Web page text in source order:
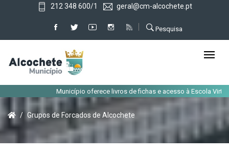
212 348 600/1 geral@cm-alcochete.pt
Pesquisa
Município oferece livros de fichas e acesso à Escola
Grupos de Forcados de Alcochete